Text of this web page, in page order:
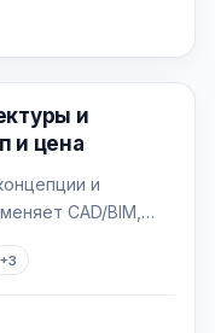
и
и цена
и
CAD/BIM,
и отбраковывать
+3